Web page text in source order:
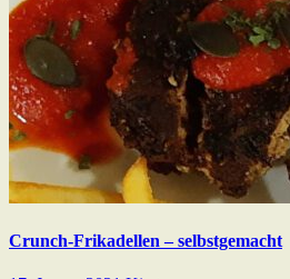
Crunch-Frikadellen – selbstgemacht